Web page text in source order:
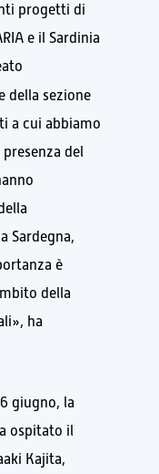
progetti di
e il Sardinia
della sezione
a cui abbiamo
del
Sardegna,
è
della
ha
giugno, la
ospitato il
Kajita,